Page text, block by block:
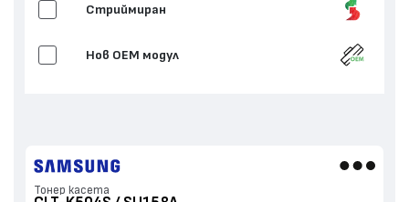
Стриймиран
Нов ОЕМ модул
Тонер касета